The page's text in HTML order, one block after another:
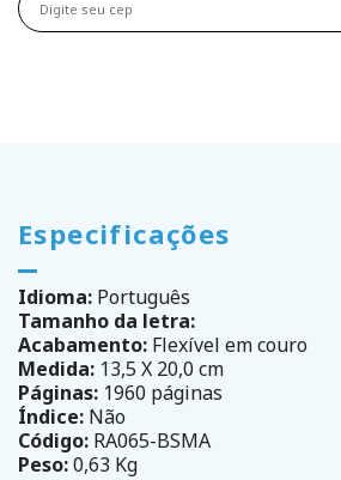
Especificações
Idioma: Português
Tamanho da letra:
Acabamento: Flexível em couro
Medida: 13,5 X 20,0 cm
Páginas: 1960 páginas
Índice: Não
Código: RA065-BSMA
Peso:0,63 Kg